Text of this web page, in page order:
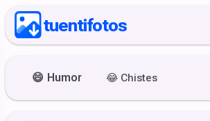
tuentifotos
😄 Humor 😂 Chistes